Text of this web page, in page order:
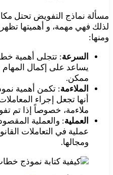
مسألة نماذج التفويض تحتل
لذلك فهي مهمة، و أهميتها
ومنها:
السرعة: تتجلى أهمية
يساعد على إكمال
ممكن.
الملاءمة: تكمن أهمية
أنها تجعل إجراء
ملاءمة، خصوصاً إذا تم
العملية: والعملية
عملية في التعاملات
ومجالها.